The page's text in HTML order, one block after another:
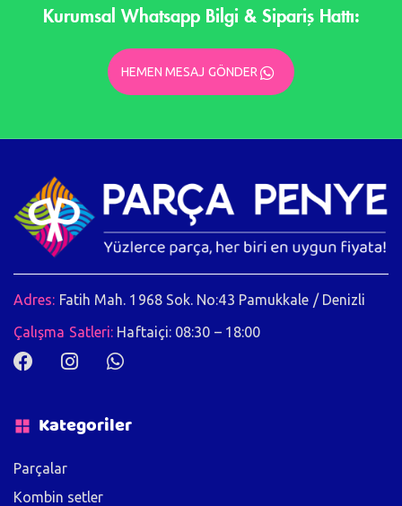
Kurumsal Whatsapp Bilgi & Sipariş Hattı:
HEMEN MESAJ GÖNDER
Adres: Fatih Mah. 1968 Sok. No:43 Pamukkale / Denizli
Çalışma Satleri: Haftaiçi: 08:30 – 18:00
Kategoriler
Parçalar
Kombin setler